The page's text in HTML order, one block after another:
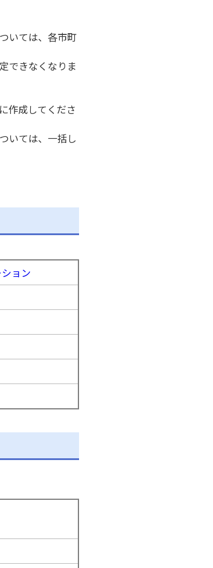
いては、各市町
できなくなりま
作成してくださ
いては、一括し
ョン